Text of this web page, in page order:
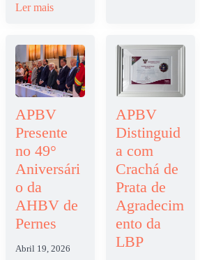
Ler mais
APBV
Presente
no 49°
Aniversári
o da
AHBV de
Pernes
Abril 19, 2026
APBV
Distinguid
a com
Crachá de
Prata de
Agradecim
ento da
LBP